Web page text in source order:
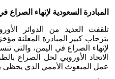
المبادرة السعودية لإنهاء الصراع
تلقفت العديد من الدوائر
بترحاب كبير المبادرة المعلنة
لإنهاء الصراع في اليمن،
الاتحاد الأوروبي لحل الصراع
عمل المبعوث الأممي الذي يحظى